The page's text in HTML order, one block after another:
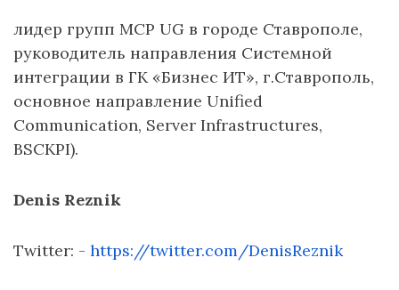
лидер групп MCP UG в городе Ставрополе,
руководитель направления Системной
интеграции в ГК «Бизнес ИТ», г.Ставрополь,
основное направление Unified
Communication, Server Infrastructures,
BSCKPI).
Denis Reznik
Twitter: - https://twitter.com/DenisReznik